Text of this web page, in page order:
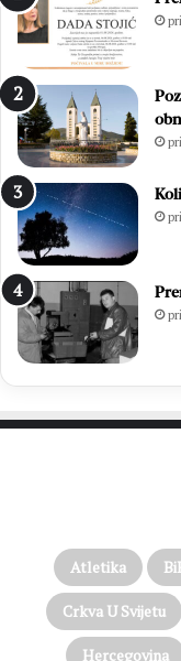
Atletika
Crkva U Svijetu
Hercegovina